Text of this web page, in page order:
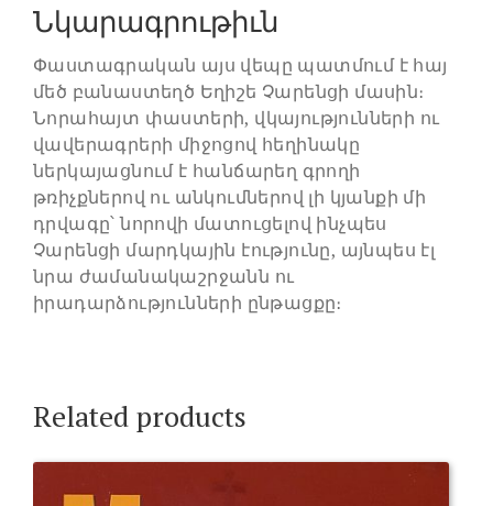
Նկարագրութիւն
Փաստագրական այս վեպը պատմում է հայ
մեծ բանաստեղծ Եղիշե Չարենցի մասին։
Նորահայտ փաստերի, վկայությունների ու
վավերագրերի միջոցով հեղինակը
ներկայացնում է հանճարեղ գրողի
թռիչքներով ու անկումներով լի կյանքի մի
դրվագը՝ նորովի մատուցելով ինչպես
Չարենցի մարդկային էությունը, այնպես էլ
նրա ժամանակաշրջանն ու
իրադարձությունների ընթացքը։
Related products